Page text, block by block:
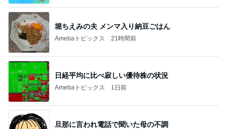
堀ちえみの夫 メンマ入り納豆ごはん
Amebaトピックス 21時間前
日経平均に比べ寂しい優待株の状況
Amebaトピックス 1日前
旦那に言われ電話で聞いた母の不調